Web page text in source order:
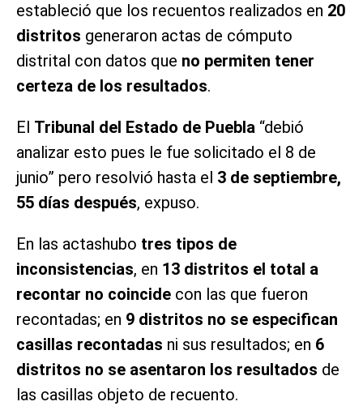
estableció que los recuentos realizados en 20
distritos generaron actas de cómputo
distrital con datos que no permiten tener
certeza de los resultados.
El Tribunal del Estado de Puebla “debió
analizar esto pues le fue solicitado el 8 de
junio” pero resolvió hasta el 3 de septiembre,
55 días después, expuso.
En las actashubo tres tipos de
inconsistencias, en 13 distritos el total a
recontar no coincide con las que fueron
recontadas; en 9 distritos no se especifican
casillas recontadas ni sus resultados; en 6
distritos no se asentaron los resultados de
las casillas objeto de recuento.